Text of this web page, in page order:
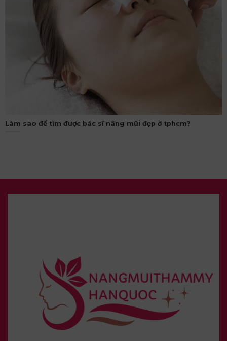
Làm sao để tìm được bác sĩ nâng mũi đẹp ở tphcm?